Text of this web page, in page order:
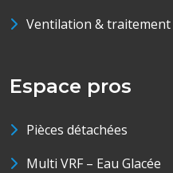
Ventilation & traitement
Espace pros
Pièces détachées
Multi VRF – Eau Glacée